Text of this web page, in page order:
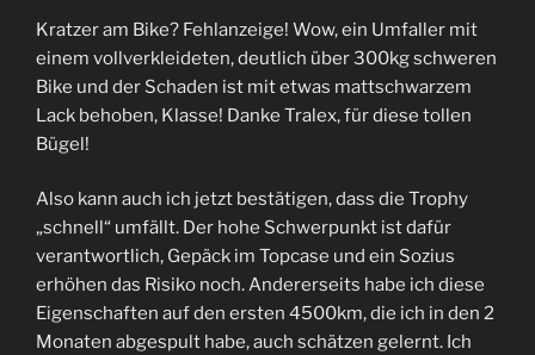
Kratzer am Bike? Fehlanzeige! Wow, ein Umfaller mit
einem vollverkleideten, deutlich über 300kg schweren
Bike und der Schaden ist mit etwas mattschwarzem
Lack behoben, Klasse! Danke Tralex, für diese tollen
Bügel!
Also kann auch ich jetzt bestätigen, dass die Trophy
„schnell“ umfällt. Der hohe Schwerpunkt ist dafür
verantwortlich, Gepäck im Topcase und ein Sozius
erhöhen das Risiko noch. Andererseits habe ich diese
Eigenschaften auf den ersten 4500km, die ich in den 2
Monaten abgespult habe, auch schätzen gelernt. Ich